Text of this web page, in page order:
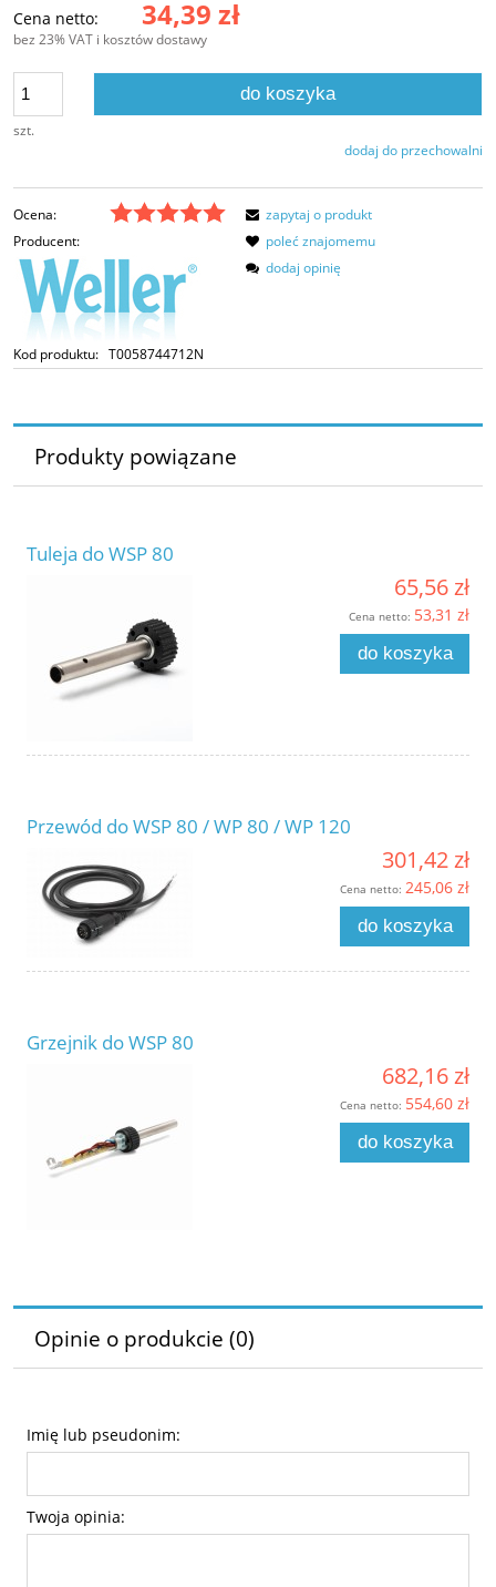
Cena netto: 34,39 zł
bez 23% VAT i kosztów dostawy
szt.
do koszyka
dodaj do przechowalni
Ocena:
Producent:
Kod produktu: T0058744712N
zapytaj o produkt
poleć znajomemu
dodaj opinię
Produkty powiązane
Tuleja do WSP 80
65,56 zł
Cena netto: 53,31 zł
do koszyka
Przewód do WSP 80 / WP 80 / WP 120
301,42 zł
Cena netto: 245,06 zł
do koszyka
Grzejnik do WSP 80
682,16 zł
Cena netto: 554,60 zł
do koszyka
Opinie o produkcie (0)
Imię lub pseudonim:
Twoja opinia: